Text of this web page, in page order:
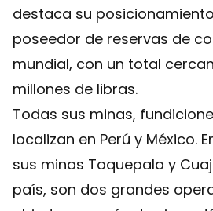
destaca su
poseedor de reservas de
mundial, con un total
millones de libras.
Todas sus minas,
localizan en Perú y México.
sus minas Toquepala y
país, son dos grandes